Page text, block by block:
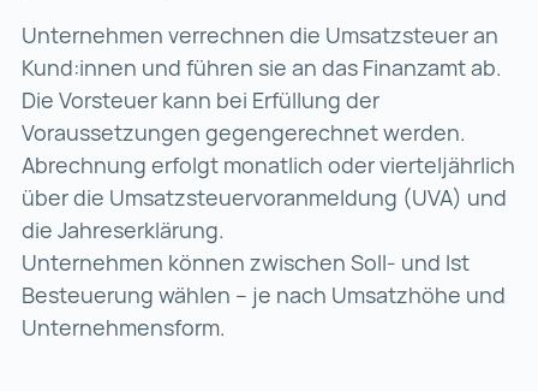
Unternehmen verrechnen die Umsatzsteuer an
Kund:innen und führen sie an das Finanzamt ab.
Die Vorsteuer kann bei Erfüllung der
Voraussetzungen gegengerechnet werden.
Abrechnung erfolgt monatlich oder vierteljährlich
über die Umsatzsteuervoranmeldung (UVA) und
die Jahreserklärung.
Unternehmen können zwischen Soll- und Ist
Besteuerung wählen – je nach Umsatzhöhe und
Unternehmensform.